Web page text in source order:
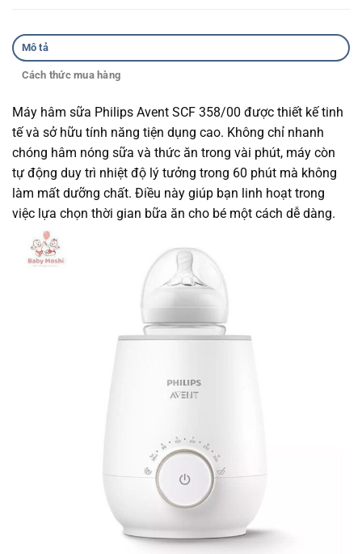
Mô tả
Cách thức mua hàng
Máy hâm sữa Philips Avent SCF 358/00 được thiết kế tinh
tế và sở hữu tính năng tiện dụng cao. Không chỉ nhanh
chóng hâm nóng sữa và thức ăn trong vài phút, máy còn
tự động duy trì nhiệt độ lý tưởng trong 60 phút mà không
làm mất dưỡng chất. Điều này giúp bạn linh hoạt trong
việc lựa chọn thời gian bữa ăn cho bé một cách dễ dàng.